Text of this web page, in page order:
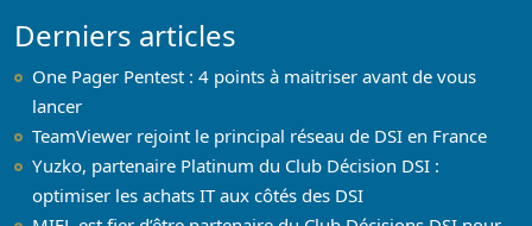
Derniers articles
One Pager Pentest : 4 points à maitriser avant de vous
lancer
TeamViewer rejoint le principal réseau de DSI en France
Yuzko, partenaire Platinum du Club Décision DSI :
optimiser les achats IT aux côtés des DSI